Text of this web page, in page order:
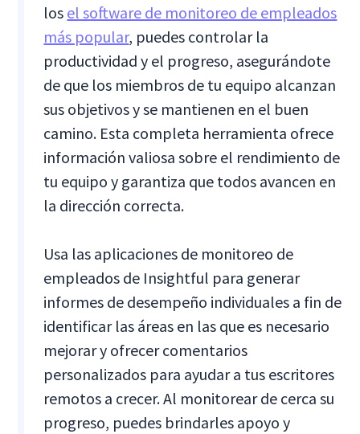
los el software de monitoreo de empleados
más popular, puedes controlar la
productividad y el progreso, asegurándote
de que los miembros de tu equipo alcanzan
sus objetivos y se mantienen en el buen
camino. Esta completa herramienta ofrece
información valiosa sobre el rendimiento de
tu equipo y garantiza que todos avancen en
la dirección correcta.
Usa las aplicaciones de monitoreo de
empleados de Insightful para generar
informes de desempeño individuales a fin de
identificar las áreas en las que es necesario
mejorar y ofrecer comentarios
personalizados para ayudar a tus escritores
remotos a crecer. Al monitorear de cerca su
progreso, puedes brindarles apoyo y